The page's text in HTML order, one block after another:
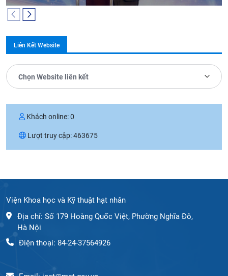
Liên Kết Website
Chọn Website liên kết
Khách online:0
Lượt truy cập:463675
Viện Khoa học và Kỹ thuật hạt nhân
Địa chỉ: Số 179 Hoàng Quốc Việt, Phường Nghĩa Đô,
Hà Nội
Điện thoại: 84-24-37564926